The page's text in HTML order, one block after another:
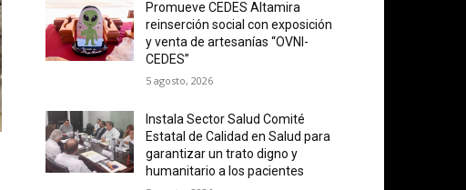
Promueve CEDES Altamira
reinserción social con exposición
y venta de artesanías “OVNI-
CEDES”
5 agosto, 2026
Instala Sector Salud Comité
Estatal de Calidad en Salud para
garantizar un trato digno y
humanitario a los pacientes